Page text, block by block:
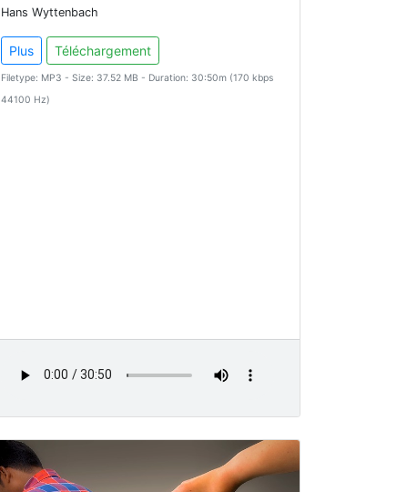
Hans Wyttenbach
Plus Téléchargement
Filetype: MP3 - Size: 37.52 MB - Duration: 30:50m (170 kbps
44100 Hz)